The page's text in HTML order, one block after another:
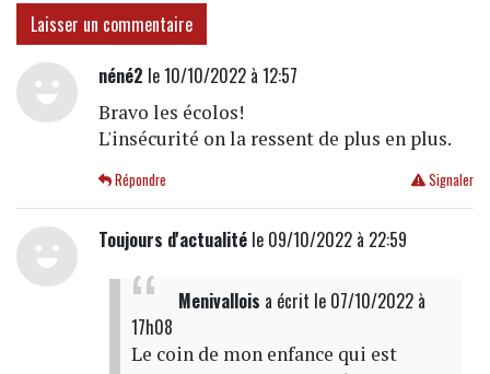
Laisser un commentaire
néné2 le 10/10/2022 à 12:57
Bravo les écolos!
L'insécurité on la ressent de plus en plus.
Signaler
Répondre
Toujours d'actualitéle 09/10/2022 à 22:59
Menivallois a écrit le 07/10/2022 à
17h08
Le coin de mon enfance qui est